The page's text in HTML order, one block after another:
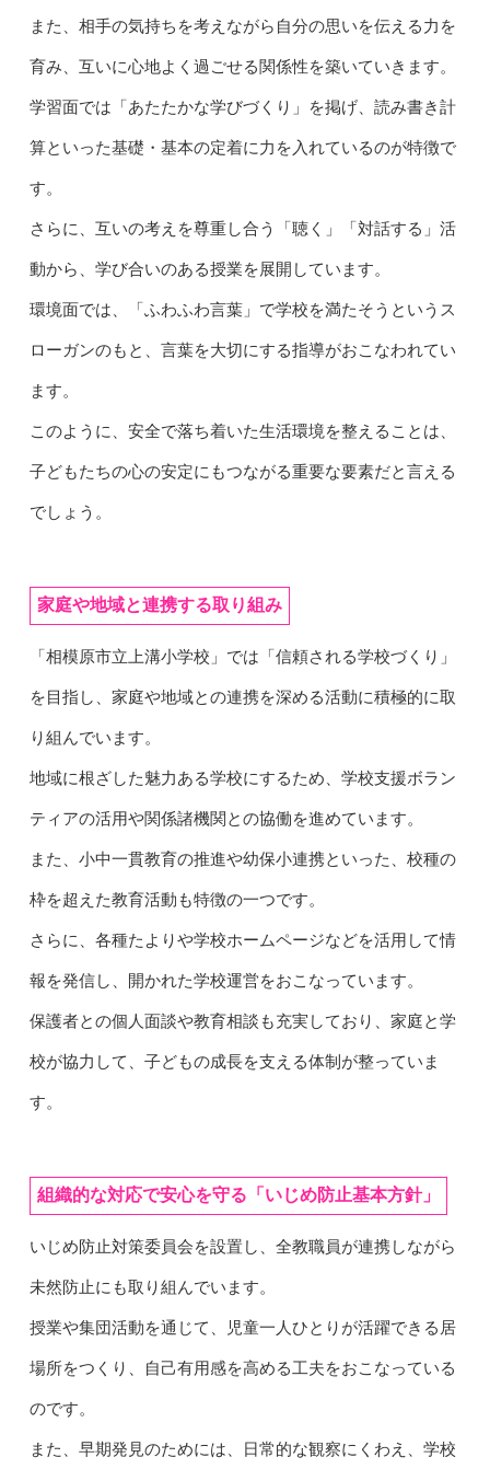
また、相手の気持ちを考えながら自分の思いを伝える力を
育み、互いに心地よく過ごせる関係性を築いていきます。
学習面では「あたたかな学びづくり」を掲げ、読み書き計
算といった基礎・基本の定着に力を入れているのが特徴で
す。
さらに、互いの考えを尊重し合う「聴く」「対話する」活
動から、学び合いのある授業を展開しています。
環境面では、「ふわふわ言葉」で学校を満たそうというス
ローガンのもと、言葉を大切にする指導がおこなわれてい
ます。
このように、安全で落ち着いた生活環境を整えることは、
子どもたちの心の安定にもつながる重要な要素だと言える
でしょう。
家庭や地域と連携する取り組み
「相模原市立上溝小学校」では「信頼される学校づくり」
を目指し、家庭や地域との連携を深める活動に積極的に取
り組んでいます。
地域に根ざした魅力ある学校にするため、学校支援ボラン
ティアの活用や関係諸機関との協働を進めています。
また、小中一貫教育の推進や幼保小連携といった、校種の
枠を超えた教育活動も特徴の一つです。
さらに、各種たよりや学校ホームページなどを活用して情
報を発信し、開かれた学校運営をおこなっています。
保護者との個人面談や教育相談も充実しており、家庭と学
校が協力して、子どもの成長を支える体制が整っていま
す。
組織的な対応で安心を守る「いじめ防止基本方針」
いじめ防止対策委員会を設置し、全教職員が連携しながら
未然防止にも取り組んでいます。
授業や集団活動を通じて、児童一人ひとりが活躍できる居
場所をつくり、自己有用感を高める工夫をおこなっている
のです。
また、早期発見のためには、日常的な観察にくわえ、学校